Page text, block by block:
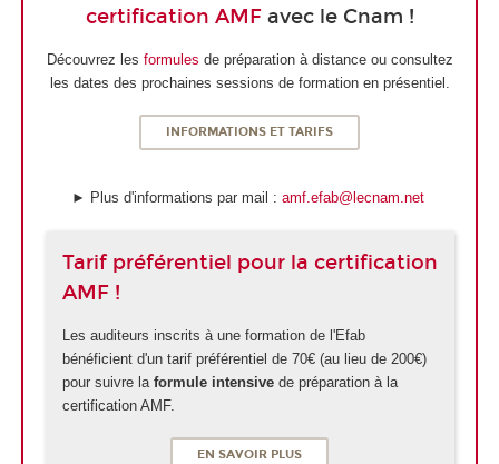
certification AMFavec le Cnam !
Découvrez les formules de préparation à distance ou consultez
les dates des prochaines sessions de formation en présentiel.
INFORMATIONS ET TARIFS
► Plus d'informations par mail : amf.efab@lecnam.net
Tarif préférentiel pour la certification
AMF !
Les auditeurs inscrits à une formation de l'Efab
bénéficient d'un tarif préférentiel de 70€ (au lieu de 200€)
pour suivre laformule intensivede préparation à la
certification AMF.
EN SAVOIR PLUS